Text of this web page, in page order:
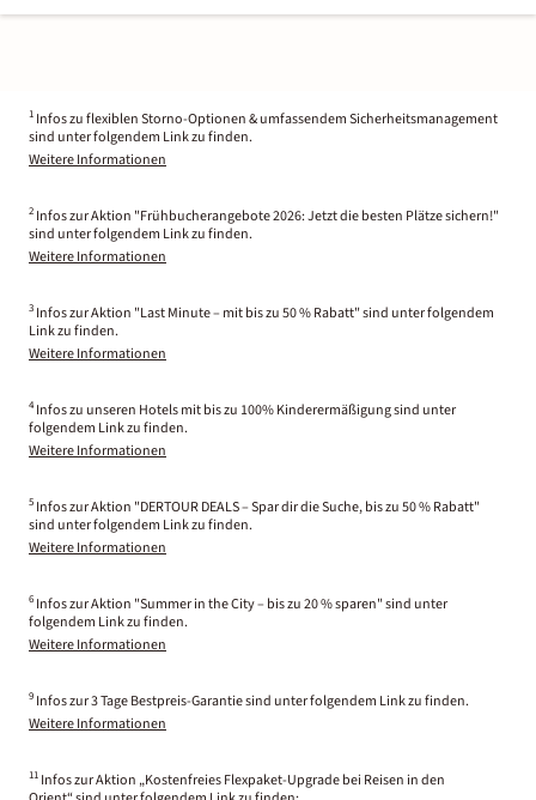
1 Infos zu flexiblen Storno-Optionen & umfassendem Sicherheitsmanagement
sind unter folgendem Link zu finden.
Weitere Informationen
2 Infos zur Aktion "Frühbucherangebote 2026: Jetzt die besten Plätze sichern!"
sind unter folgendem Link zu finden.
Weitere Informationen
3 Infos zur Aktion "Last Minute – mit bis zu 50 % Rabatt" sind unter folgendem
Link zu finden.
Weitere Informationen
4 Infos zu unseren Hotels mit bis zu 100% Kinderermäßigung sind unter
folgendem Link zu finden.
Weitere Informationen
5 Infos zur Aktion "DERTOUR DEALS – Spar dir die Suche, bis zu 50 % Rabatt"
sind unter folgendem Link zu finden.
Weitere Informationen
6 Infos zur Aktion "Summer in the City – bis zu 20 % sparen" sind unter
folgendem Link zu finden.
Weitere Informationen
9 Infos zur 3 Tage Bestpreis-Garantie sind unter folgendem Link zu finden.
Weitere Informationen
11 Infos zur Aktion „Kostenfreies Flexpaket-Upgrade bei Reisen in den